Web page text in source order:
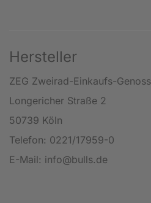
Hersteller
ZEG Zweirad-Einkaufs-
Longericher Straße 2
50739 Köln
Telefon: 0221/17959-0
E-Mail: info@bulls.de